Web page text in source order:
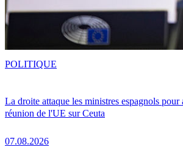
La droite attaque les ministres espagnols pour
réunion de l'UE sur Ceuta
07.08.2026
POLITIQUE